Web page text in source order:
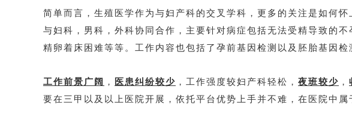
简单而言，生殖医学作为与妇产科的交叉学科，更多的关注是如何
与妇科，男科，外科协同合作，主要针对病症包括无法受精导致的
精卵着床困难等等。工作内容也包括了孕前基因检测以及胚胎基因检
工作前景广阔 ， 医患纠纷较少 ，工作强度较妇产科轻松， 夜班较少 ，
要在三甲以及以上医院开展，依托平台优势上手并不难，在医院中属